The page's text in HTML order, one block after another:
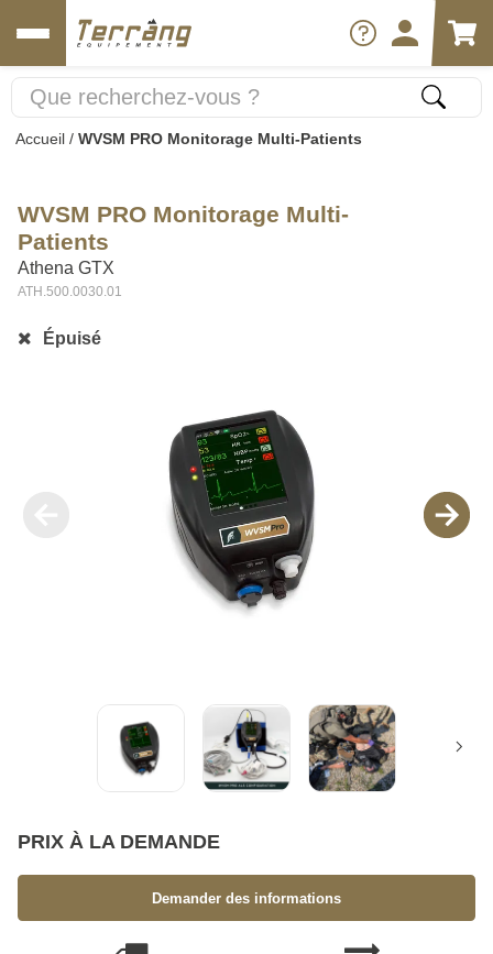
Accueil / WVSM PRO Monitorage Multi-Patients
WVSM PRO Monitorage Multi-
Patients
Athena GTX
ATH.500.0030.01
Épuisé
PRIX À LA DEMANDE
Demander des informations